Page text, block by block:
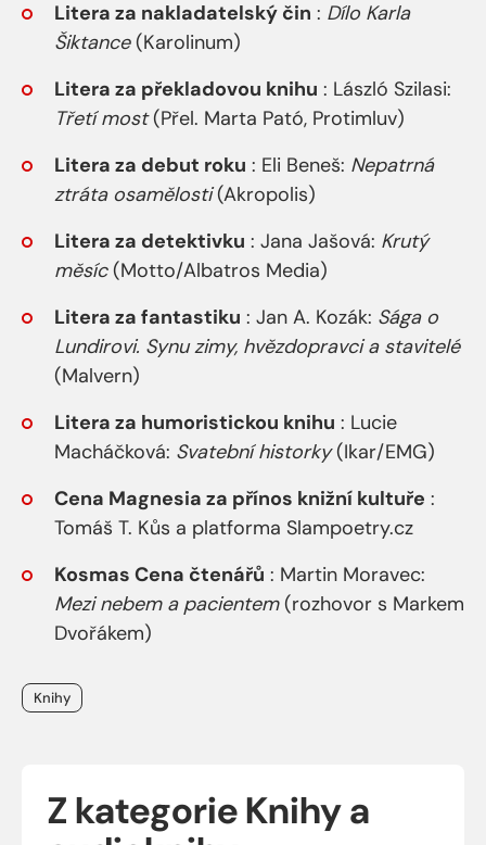
Litera za nakladatelský čin : Dílo Karla
Šiktance(Karolinum)
Litera za překladovou knihu : László Szilasi:
Třetí most(Přel. Marta Pató, Protimluv)
Litera za debut roku : Eli Beneš: Nepatrná
ztráta osamělosti(Akropolis)
Litera za detektivku : Jana Jašová: Krutý
měsíc(Motto/Albatros Media)
Litera za fantastiku : Jan A. Kozák: Sága o
Lundirovi. Synu zimy, hvězdopravci a stavitelé
(Malvern)
Litera za humoristickou knihu : Lucie
Macháčková: Svatební historky(Ikar/EMG)
Cena Magnesia za přínos knižní kultuře :
Tomáš T. Kůs a platforma Slampoetry.cz
Kosmas Cena čtenářů : Martin Moravec:
Mezi nebem a pacientem(rozhovor s Markem
Dvořákem)
Štítky
Knihy
Z kategorie Knihy a